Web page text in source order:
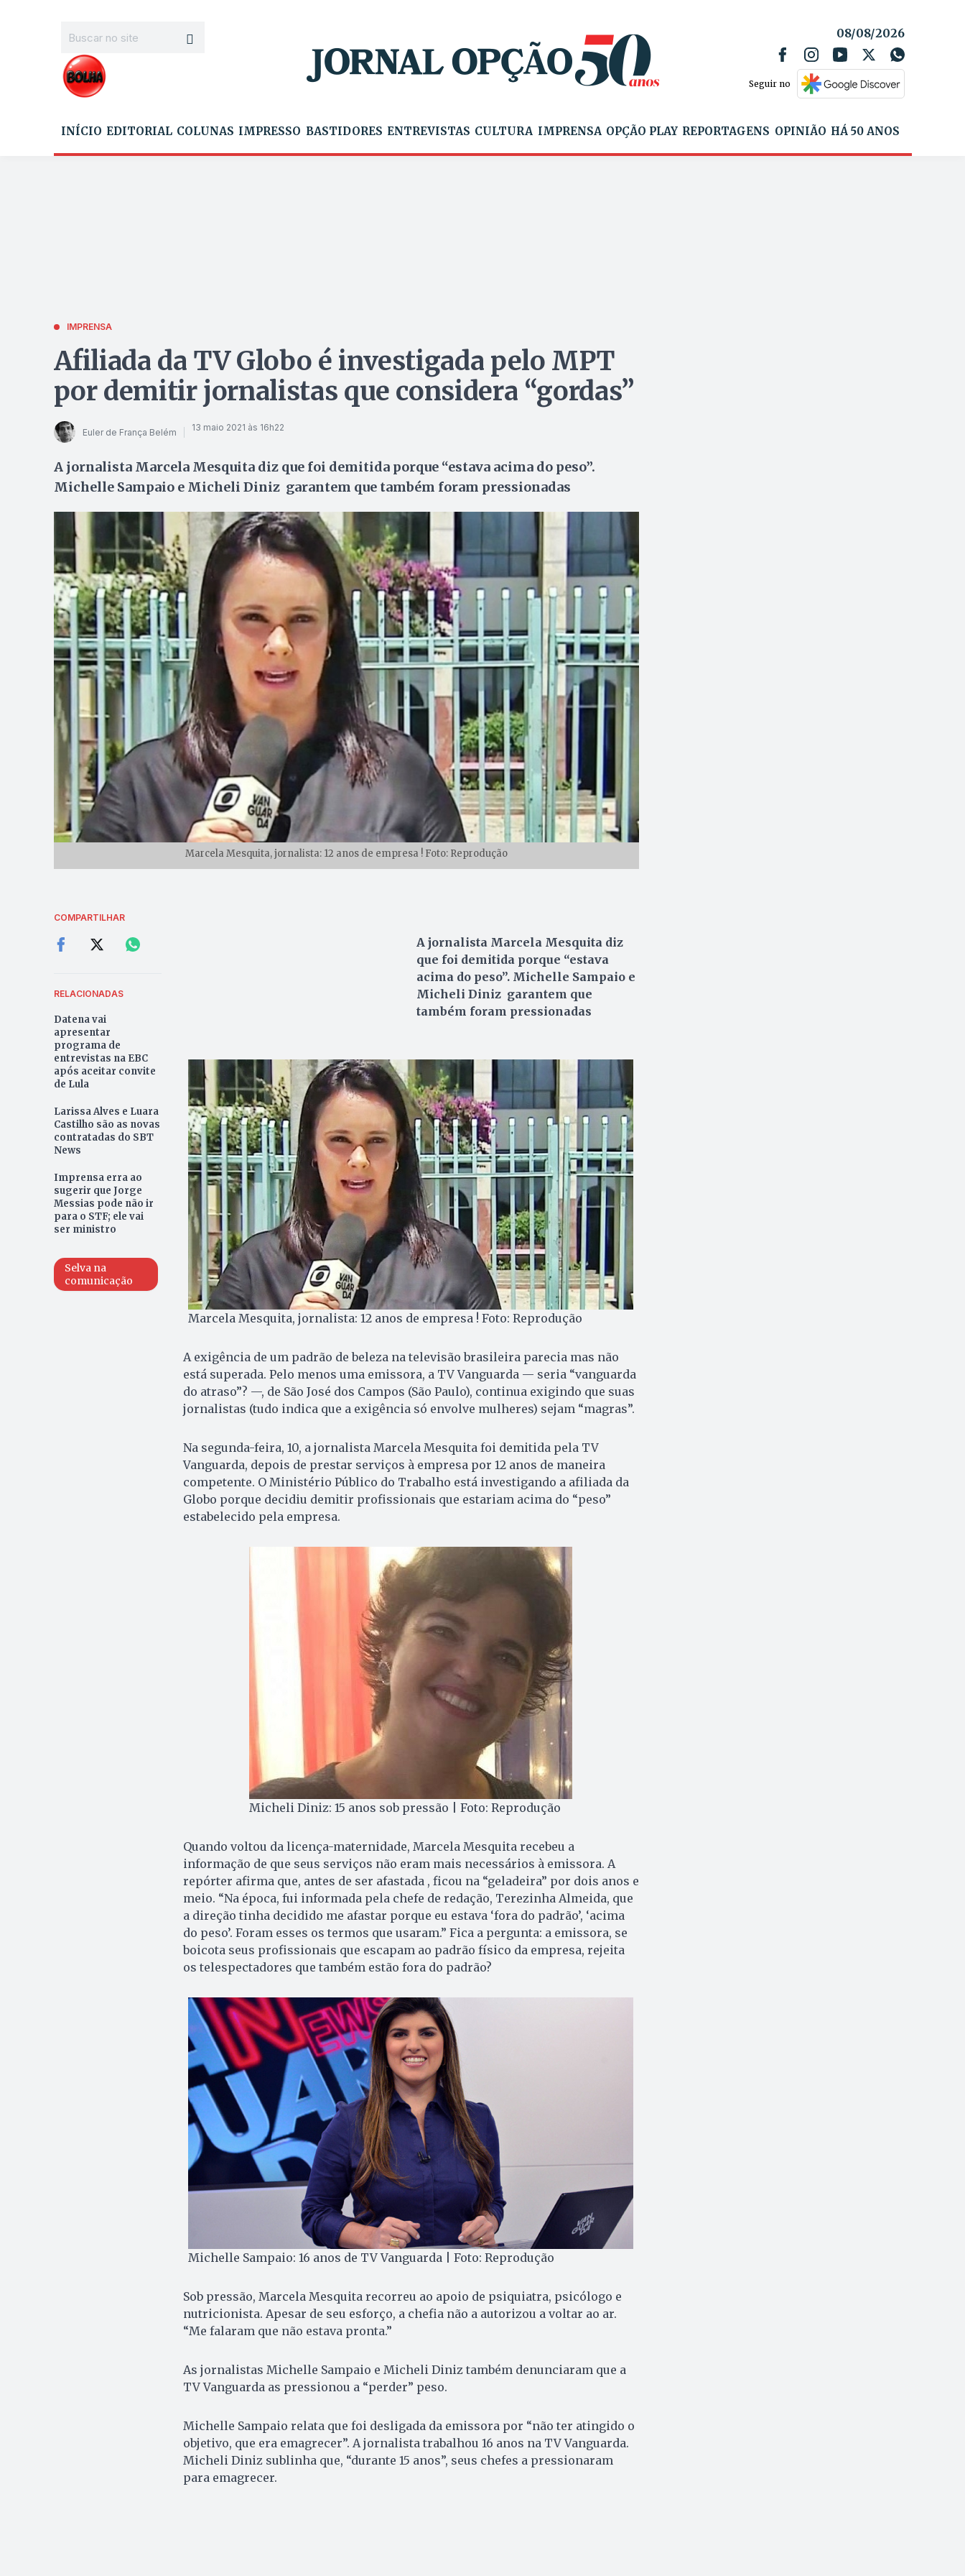
08/08/2026
Seguir no
INÍCIO EDITORIAL COLUNAS IMPRESSO BASTIDORES ENTREVISTAS CULTURA IMPRENSA OPÇÃO PLAY REPORTAGENS OPINIÃO HÁ 50 ANOS
IMPRENSA
Afiliada da TV Globo é investigada pelo MPT
por demitir jornalistas que considera “gordas”
Euler de França Belém 13 maio 2021 às 16h22
A jornalista Marcela Mesquita diz que foi demitida porque “estava acima do peso”.
Michelle Sampaio e Micheli Diniz garantem que também foram pressionadas
Marcela Mesquita, jornalista: 12 anos de empresa ! Foto: Reprodução
COMPARTILHAR
RELACIONADAS
Datena vai
apresentar
programa de
entrevistas na EBC
após aceitar convite
de Lula
Larissa Alves e Luara
Castilho são as novas
contratadas do SBT
News
Imprensa erra ao
sugerir que Jorge
Messias pode não ir
para o STF; ele vai
ser ministro
Selva na
comunicação
A jornalista Marcela Mesquita diz
que foi demitida porque “estava
acima do peso”. Michelle Sampaio e
Micheli Diniz garantem que
também foram pressionadas
Marcela Mesquita, jornalista: 12 anos de empresa ! Foto: Reprodução
A exigência de um padrão de beleza na televisão brasileira parecia mas não
está superada. Pelo menos uma emissora, a TV Vanguarda — seria “vanguarda
do atraso”? —, de São José dos Campos (São Paulo), continua exigindo que suas
jornalistas (tudo indica que a exigência só envolve mulheres) sejam “magras”.
Na segunda-feira, 10, a jornalista Marcela Mesquita foi demitida pela TV
Vanguarda, depois de prestar serviços à empresa por 12 anos de maneira
competente. O Ministério Público do Trabalho está investigando a afiliada da
Globo porque decidiu demitir profissionais que estariam acima do “peso”
estabelecido pela empresa.
Micheli Diniz: 15 anos sob pressão | Foto: Reprodução
Quando voltou da licença-maternidade, Marcela Mesquita recebeu a
informação de que seus serviços não eram mais necessários à emissora. A
repórter afirma que, antes de ser afastada , ficou na “geladeira” por dois anos e
meio. “Na época, fui informada pela chefe de redação, Terezinha Almeida, que
a direção tinha decidido me afastar porque eu estava ‘fora do padrão’, ‘acima
do peso’. Foram esses os termos que usaram.” Fica a pergunta: a emissora, se
boicota seus profissionais que escapam ao padrão físico da empresa, rejeita
os telespectadores que também estão fora do padrão?
Michelle Sampaio: 16 anos de TV Vanguarda | Foto: Reprodução
Sob pressão, Marcela Mesquita recorreu ao apoio de psiquiatra, psicólogo e
nutricionista. Apesar de seu esforço, a chefia não a autorizou a voltar ao ar.
“Me falaram que não estava pronta.”
As jornalistas Michelle Sampaio e Micheli Diniz também denunciaram que a
TV Vanguarda as pressionou a “perder” peso.
Michelle Sampaio relata que foi desligada da emissora por “não ter atingido o
objetivo, que era emagrecer”. A jornalista trabalhou 16 anos na TV Vanguarda.
Micheli Diniz sublinha que, “durante 15 anos”, seus chefes a pressionaram
para emagrecer.